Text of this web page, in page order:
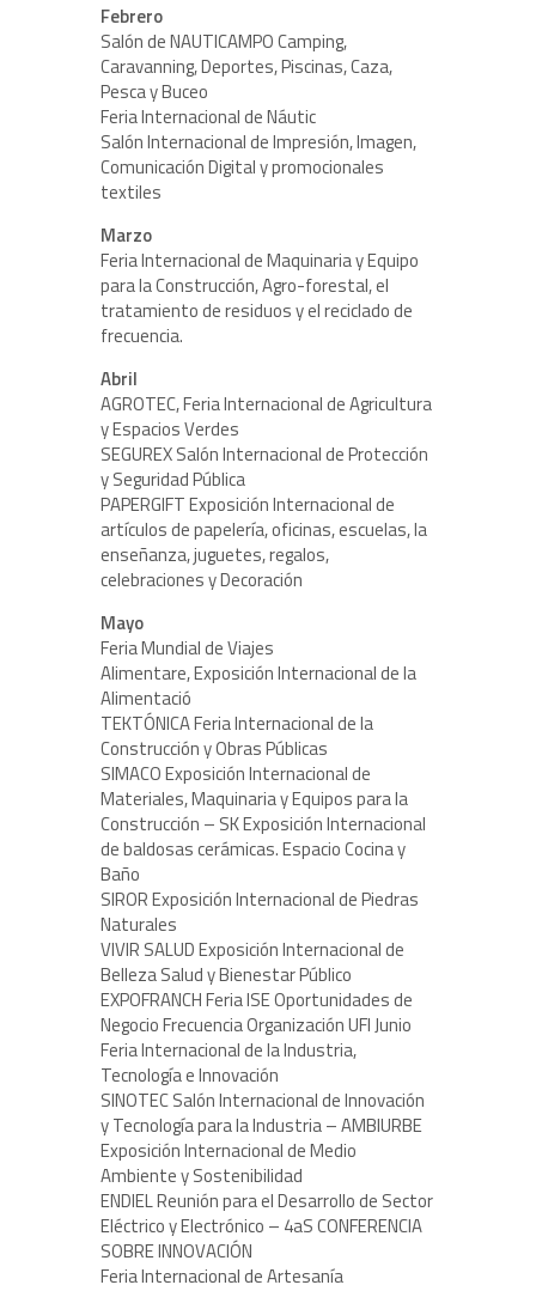
Febrero
Salón de NAUTICAMPO Camping,
Caravanning, Deportes, Piscinas, Caza,
Pesca y Buceo
Feria Internacional de Náutic
Salón Internacional de Impresión, Imagen,
Comunicación Digital y promocionales
textiles
Marzo
Feria Internacional de Maquinaria y Equipo
para la Construcción, Agro-forestal, el
tratamiento de residuos y el reciclado de
frecuencia.
Abril
AGROTEC, Feria Internacional de Agricultura
y Espacios Verdes
SEGUREX Salón Internacional de Protección
y Seguridad Pública
PAPERGIFT Exposición Internacional de
artículos de papelería, oficinas, escuelas, la
enseñanza, juguetes, regalos,
celebraciones y Decoración
Mayo
Feria Mundial de Viajes
Alimentare, Exposición Internacional de la
Alimentació
TEKTÓNICA Feria Internacional de la
Construcción y Obras Públicas
SIMACO Exposición Internacional de
Materiales, Maquinaria y Equipos para la
Construcción – SK Exposición Internacional
de baldosas cerámicas. Espacio Cocina y
Baño
SIROR Exposición Internacional de Piedras
Naturales
VIVIR SALUD Exposición Internacional de
Belleza Salud y Bienestar Público
EXPOFRANCH Feria ISE Oportunidades de
Negocio Frecuencia Organización UFI Junio
Feria Internacional de la Industria,
Tecnología e Innovación
SINOTEC Salón Internacional de Innovación
y Tecnología para la Industria – AMBIURBE
Exposición Internacional de Medio
Ambiente y Sostenibilidad
ENDIEL Reunión para el Desarrollo de Sector
Eléctrico y Electrónico – 4aS CONFERENCIA
SOBRE INNOVACIÓN
Feria Internacional de Artesanía